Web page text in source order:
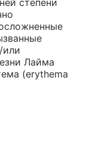
или
Лайма
(erythema